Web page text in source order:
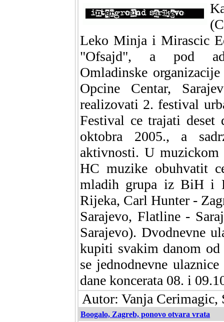
Leko Minja i Mirascic
"Ofsajd", a pod
Omladinske
Opcine Centar,
realizovati 2. festival
Festival ce trajati deset
oktobra 2005., a
aktivnosti. U
HC muzike obuhvatit
mladih grupa iz BiH i
Rijeka, Carl Hunter -
Sarajevo, Flatline -
Sarajevo). Dvodnevne
kupiti svakim danom
se jednodnevne
dane koncerata 08. i
Autor: Vanja Cerimagic,
Boogalo, Zagreb, ponovo otvara vrata